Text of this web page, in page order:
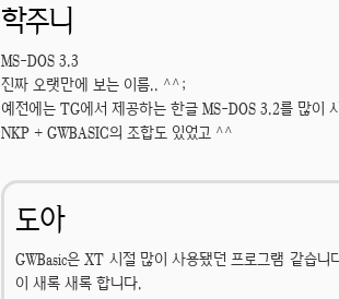
학주니
MS-DOS 3.3
진짜 오랫만에 보는 이름.. ^^;
예전에는 TG에서 제공하는 한글 MS-DOS 3.2를 많이
NKP + GWBASIC의 조합도 있었고 ^^
도아
GWBasic은 XT 시절 많이 사용됐던 프로그램 같습
이 새록 새록 합니다.